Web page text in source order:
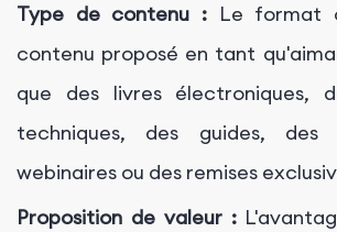
Type de contenu : Le format
contenu proposé en tant
que des livres électroniques,
techniques, des guides, des
webinaires ou des remises
Proposition de valeur :